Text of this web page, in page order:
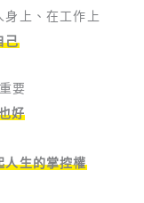
上、在工作上
己
要
好
人生的掌控權